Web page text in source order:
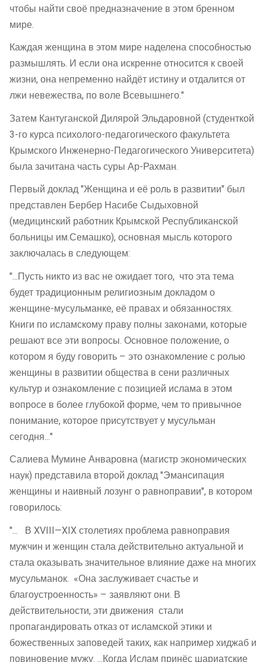
чтобы найти своё предназначение в этом бренном
мире.
Каждая женщина в этом мире наделена способностью
размышлять. И если она искренне относится к своей
жизни, она непременно найдёт истину и отдалится от
лжи невежества, по воле Всевышнего."
Затем Кантуганской Дилярой Эльдаровной (студенткой
3-го курса психолого-педагогического факультета
Крымского Инженерно-Педагогического Университета)
была зачитана часть суры Ар-Рахман.
Первый доклад "Женщина и её роль в развитии" был
представлен Бербер Насибе Сыдыховной
(медицинский работник Крымской Республиканской
больницы им.Семашко), основная мысль которого
заключалась в следующем:
"...Пусть никто из вас не ожидает того, что эта тема
будет традиционным религиозным докладом о
женщине-мусульманке, её правах и обязанностях.
Книги по исламскому праву полны законами, которые
решают все эти вопросы. Основное положение, о
котором я буду говорить – это ознакомление с ролью
женщины в развитии общества в сени различных
культур и ознакомление с позицией ислама в этом
вопросе в более глубокой форме, чем то привычное
понимание, которое присутствует у мусульман
сегодня..."
Салиева Мумине Анваровна (магистр экономических
наук) представила второй доклад "Эмансипация
женщины и наивный лозунг о равноправии", в котором
говорилось:
"... В XVIII—XIX столетиях проблема равноправия
мужчин и женщин стала действительно актуальной и
стала оказывать значительное влияние даже на многих
мусульманок. «Она заслуживает счастье и
благоустроенность» – заявляют они. В
действительности, эти движения стали
пропагандировать отказ от исламской этики и
божественных заповедей таких, как например хиджаб и
повиновение мужу. ...Когда Ислам принёс шариатские